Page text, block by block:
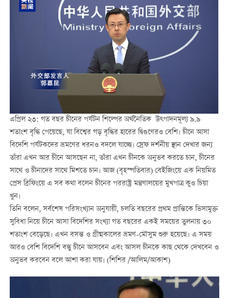
এপ্রিল ২৩: গত বছর চীনের পর্যটন শিল্পের অর্থনৈতিক উত্পাদনমূল্য ৯.৯
শতাংশ বৃদ্ধি পেয়েছে, যা বিশ্বের গড় বৃদ্ধির হারের দ্বিগুণেরও বেশি। চীনে আসা
বিদেশি পর্যটকদের ভ্রমণের ধরনও বদলে যাচ্ছে। স্রেফ দর্শনীয় স্থান দেখার জন্য
তাঁরা এখন আর চীনে আসছেন না, তাঁরা এখন চীনকে অনুভব করতে চান, চীনের
সাথে ও চীনাদের সাথে মিশতে চান। আজ (বৃহস্পতিবার) বেইজিংয়ে এক নিয়মিত
প্রেস ব্রিফিংয়ে এ সব কথা বলেন চীনের পররাষ্ট্র মন্ত্রণালয়ের মুখপাত্র কুও চিয়া
খুন।
তিনি বলেন, সর্বশেষ পরিসংখ্যান অনুযায়ী, চলতি বছরের প্রথম প্রান্তিকে ভিসামুক্ত
সুবিধা নিয়ে চীনে আসা বিদেশির সংখ্যা গত বছরের একই সময়ের তুলনায় ৩০
শতাংশ বেড়েছে। এখন বসন্ত ও গ্রীষ্মকালের ভ্রমণ-মৌসুম শুরু হয়েছে। এ সময়
আরও বেশি বিদেশি বন্ধু চীনে আসবেন এবং আসল চীনকে কাছ থেকে দেখবেন ও
অনুভব করবেন বলে আশা করা যায়। (শিশির /আলিম/আকাশ)